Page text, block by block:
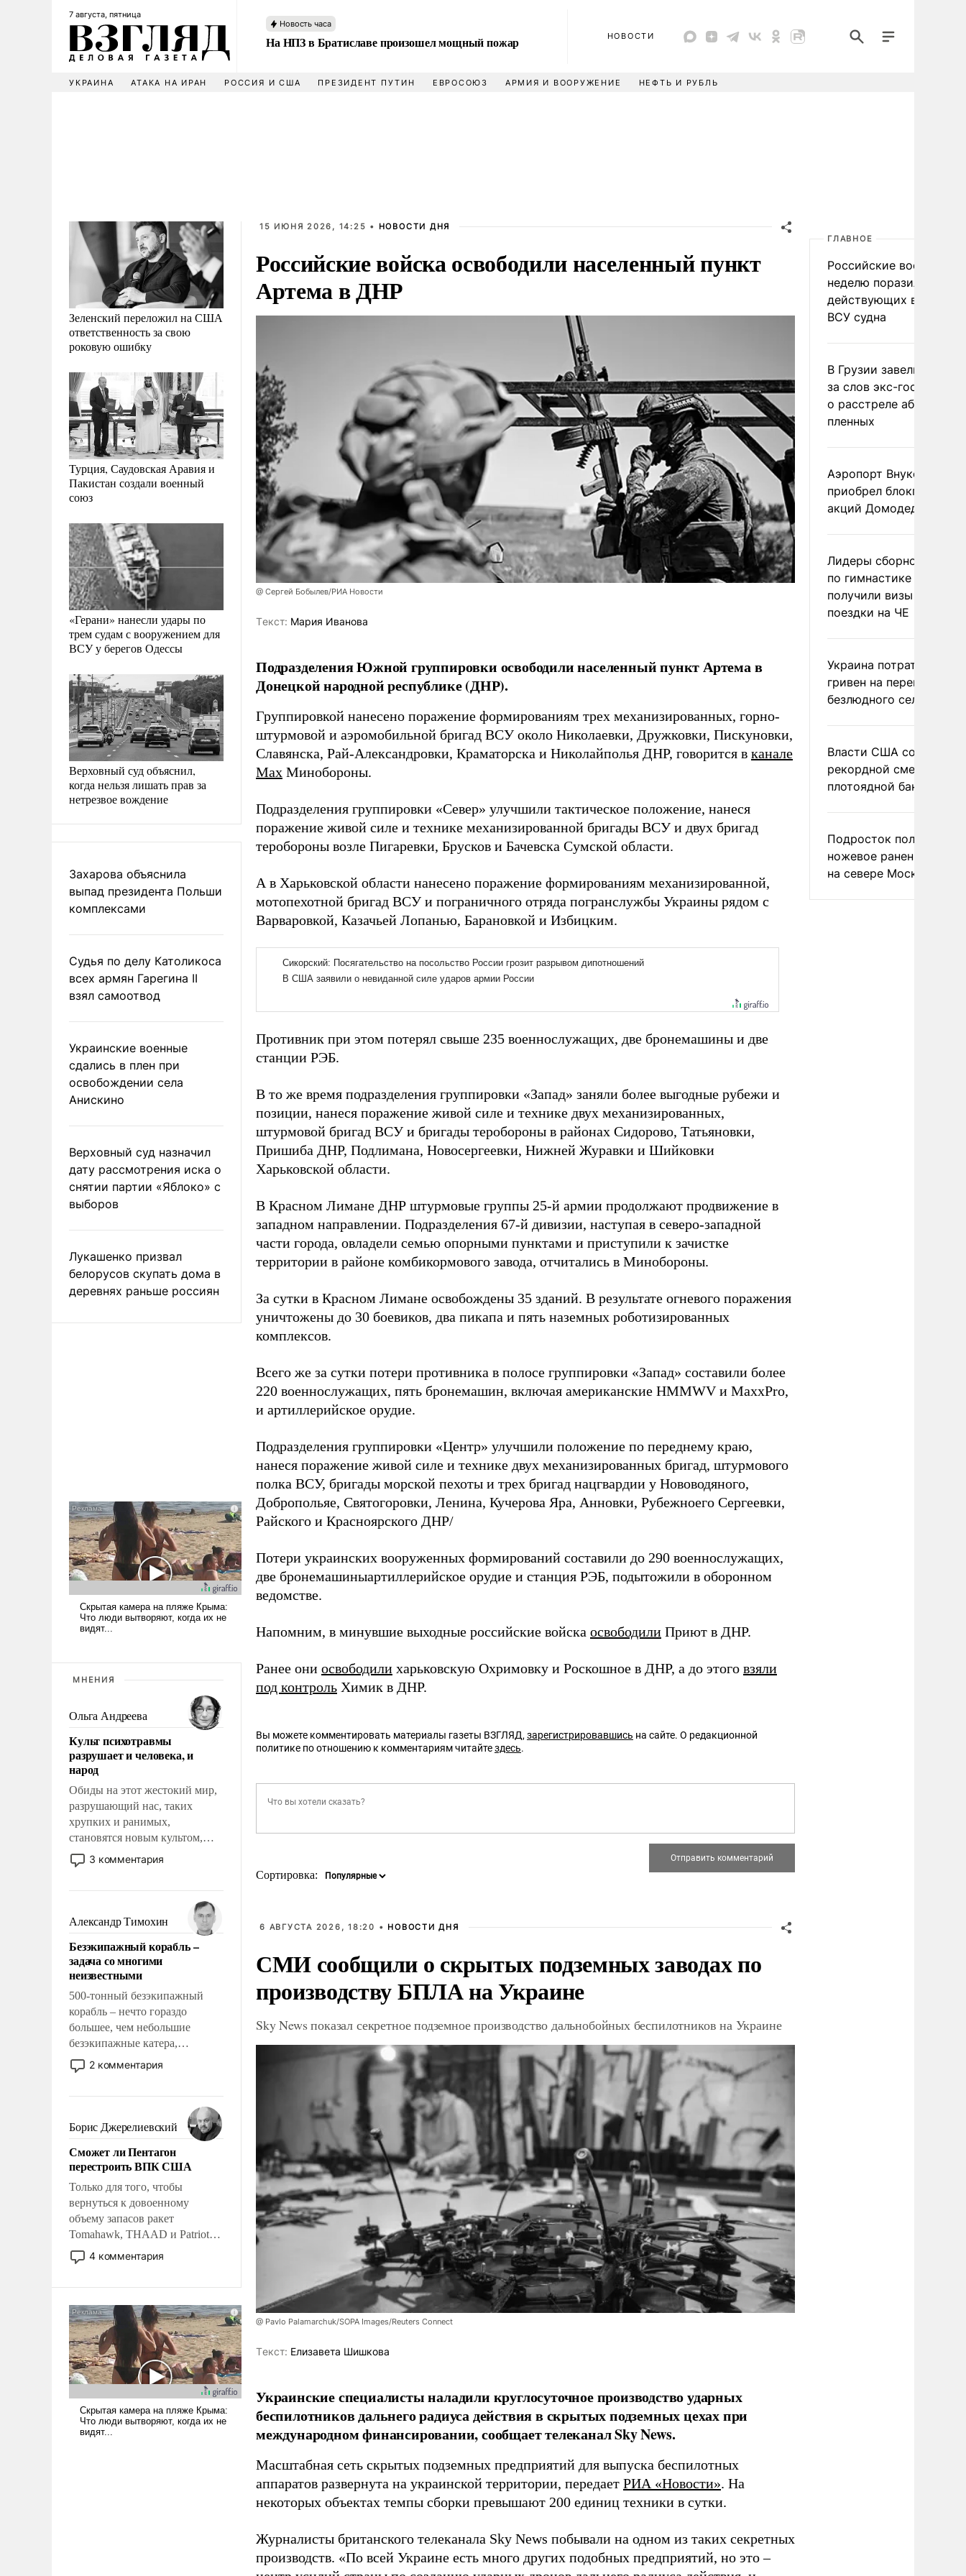
7 августа, пятница
Новость часа
На НПЗ в Братиславе произошел мощный пожар НОВОСТИ
УКРАИНА АТАКА НА ИРАН РОССИЯ И США ПРЕЗИДЕНТ ПУТИН ЕВРОСОЮЗ АРМИЯ И ВООРУЖЕНИЕ НЕФТЬ И РУБЛЬ
Зеленский переложил на США
ответственность за свою
роковую ошибку
Турция, Саудовская Аравия и
Пакистан создали военный
союз
«Герани» нанесли удары по
трем судам с вооружением для
ВСУ у берегов Одессы
Верховный суд объяснил,
когда нельзя лишать прав за
нетрезвое вождение
Захарова объяснила
выпад президента Польши
комплексами
Судья по делу Католикоса
всех армян Гарегина II
взял самоотвод
Украинские военные
сдались в плен при
освобождении села
Анискино
Верховный суд назначил
дату рассмотрения иска о
снятии партии «Яблоко» с
выборов
Лукашенко призвал
белорусов скупать дома в
деревнях раньше россиян
МНЕНИЯ
Ольга Андреева
Культ психотравмы
разрушает и человека, и
народ
Обиды на этот жестокий мир,
разрушающий нас, таких
хрупких и ранимых,
становятся новым культом,
постепенно вытесняя и
отменяя традиционное
мужественным и твердым под
ударами судьбы, брать на себя
ответственность, помогать
слабым, идти вперед и
адаптироваться.
3 комментария
Александр Тимохин
Безэкипажный корабль –
задача со многими
неизвестными
500-тонный безэкипажный
корабль – нечто гораздо
большее, чем небольшие
безэкипажные катера,
применение которых уже
стало обыденностью. Задача по
сложна и амбициозна. Однако
и ее реализация радикально
поднимет наши боевые
возможности.
2 комментария
Борис Джерелиевский
Сможет ли Пентагон
перестроить ВПК США
Только для того, чтобы
вернуться к довоенному
объему запасов ракет
Tomahawk, THAAD и Patriot
США потребуется более трех
лет. Даже небольшая война с
Сложившаяся ситуация
означает многолетний период
уязвимости США, например,
перед Китаем.
4 комментария
15 ИЮНЯ 2026, 14:25 • НОВОСТИ ДНЯ
Российские войска освободили населенный пункт
Артема в ДНР
@ Сергей Бобылев/РИА Новости
Tекст: Мария Иванова
Подразделения Южной группировки освободили населенный пункт Артема в
Донецкой народной республике (ДНР).
Группировкой нанесено поражение формированиям трех механизированных, горно-
штурмовой и аэромобильной бригад ВСУ около Николаевки, Дружковки, Пискуновки,
Славянска, Рай-Александровки, Краматорска и Николайполья ДНР, говорится в канале
Max Минобороны.
Подразделения группировки «Север» улучшили тактическое положение, нанеся
поражение живой силе и технике механизированной бригады ВСУ и двух бригад
теробороны возле Пигаревки, Брусков и Бачевска Сумской области.
А в Харьковской области нанесено поражение формированиям механизированной,
мотопехотной бригад ВСУ и пограничного отряда погранслужбы Украины рядом с
Варваровкой, Казачьей Лопанью, Барановкой и Избицким.
Противник при этом потерял свыше 235 военнослужащих, две бронемашины и две
станции РЭБ.
В то же время подразделения группировки «Запад» заняли более выгодные рубежи и
позиции, нанеся поражение живой силе и технике двух механизированных,
штурмовой бригад ВСУ и бригады теробороны в районах Сидорово, Татьяновки,
Пришиба ДНР, Подлимана, Новосергеевки, Нижней Журавки и Шийковки
Харьковской области.
В Красном Лимане ДНР штурмовые группы 25-й армии продолжают продвижение в
западном направлении. Подразделения 67-й дивизии, наступая в северо-западной
части города, овладели семью опорными пунктами и приступили к зачистке
территории в районе комбикормового завода, отчитались в Минобороны.
За сутки в Красном Лимане освобождены 35 зданий. В результате огневого поражения
уничтожены до 30 боевиков, два пикапа и пять наземных роботизированных
комплексов.
Всего же за сутки потери противника в полосе группировки «Запад» составили более
220 военнослужащих, пять бронемашин, включая американские HMMWV и MaxxPro,
и артиллерийское орудие.
Подразделения группировки «Центр» улучшили положение по переднему краю,
нанеся поражение живой силе и технике двух механизированных бригад, штурмового
полка ВСУ, бригады морской пехоты и трех бригад нацгвардии у Нововодяного,
Добропольяе, Святогоровки, Ленина, Кучерова Яра, Анновки, Рубежноего Сергеевки,
Райского и Красноярского ДНР/
Потери украинских вооруженных формирований составили до 290 военнослужащих,
две бронемашиныартиллерийское орудие и станция РЭБ, подытожили в оборонном
ведомстве.
Напомним, в минувшие выходные российские войска освободили Приют в ДНР.
Ранее они освободили харьковскую Охримовку и Роскошное в ДНР, а до этого взяли
под контроль Химик в ДНР.
Вы можете комментировать материалы газеты ВЗГЛЯД,зарегистрировавшись на сайте. О редакционной
политике по отношению к комментариям читайтездесь.
Сортировка:
6 АВГУСТА 2026, 18:20 • НОВОСТИ ДНЯ
СМИ сообщили о скрытых подземных заводах по
производству БПЛА на Украине
Sky News показал секретное подземное производство дальнобойных беспилотников на Украине
@ Pavlo Palamarchuk/SOPA Images/Reuters Connect
Tекст: Елизавета Шишкова
Украинские специалисты наладили круглосуточное производство ударных
беспилотников дальнего радиуса действия в скрытых подземных цехах при
международном финансировании, сообщает телеканал Sky News.
Масштабная сеть скрытых подземных предприятий для выпуска беспилотных
аппаратов развернута на украинской территории, передает РИА «Новости». На
некоторых объектах темпы сборки превышают 200 единиц техники в сутки.
Журналисты британского телеканала Sky News побывали на одном из таких секретных
производств. «По всей Украине есть много других подобных предприятий, но это –
ГЛАВНОЕ
Российские военные за
неделю поразили 34
действующих в
ВСУ судна
В Грузии завели дело
за слов экс-
о расстреле абхазских
пленных
Аэропорт Внуково
приобрел блокпакет
акций Домодедово
Лидеры сборной
по гимнастике не
получили визы для
поездки на ЧЕ
Украина потратила 1
гривен на
безлюдного села
Власти США сообщили
рекордной смертности
плотоядной бактерии
Подросток получил
ножевое ранение в
на севере Москвы